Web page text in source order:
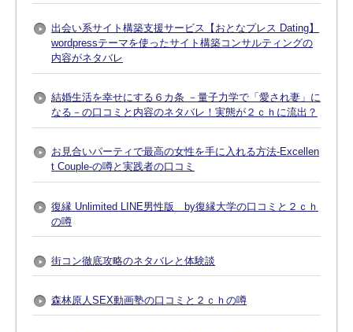
出会い系サイト構築支援サービス【おとなプレス Dating】
wordpressテーマを使ったサイト構築コンサルティングの
内容がネタバレ
結婚生活を幸せにする６カ条 －量子力学で「愛され妻」に
なる－の口コミと内容のネタバレ！実態が２ｃｈに流出？
お見合いパーティで最高の女性を手に入れる方法-Excellen
t Couple-の噂と実践者の口コミ
復縁 Unlimited LINE男性版 by復縁大学の口コミと２ｃｈ
の噂
街コン徹底攻略のネタバレと体験談
森林原人SEX動画塾の口コミと２ｃｈの噂